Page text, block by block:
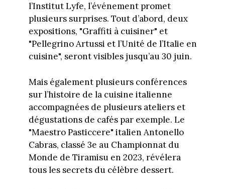
l’Institut Lyfe, l’événement promet
plusieurs surprises. Tout d’abord, deux
expositions, "Graffiti à cuisiner" et
"Pellegrino Artussi et l’Unité de l’Italie en
cuisine", seront visibles jusqu’au 30 juin.
Mais également plusieurs conférences
sur l’histoire de la cuisine italienne
accompagnées de plusieurs ateliers et
dégustations de cafés par exemple. Le
"Maestro Pasticcere" italien Antonello
Cabras, classé 3e au Championnat du
Monde de Tiramisu en 2023, révélera
tous les secrets du célèbre dessert.